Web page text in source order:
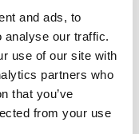
and ads, to
analyse our traffic.
use of our site with
partners who
that you’ve
from your use
a poca distancia a
del ascensor de la
en la planta baja
della Magione, en
Chianti
la ubicación